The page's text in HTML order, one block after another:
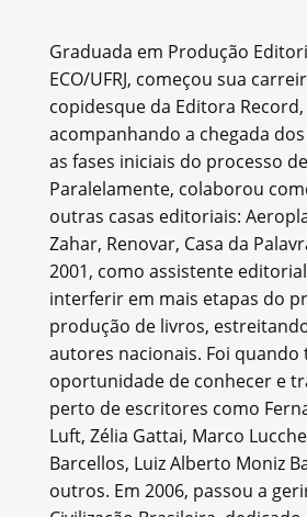
Graduada em Produção
ECO/UFRJ, começou sua
copidesque da Editora Record,
acompanhando a chegada
as fases iniciais do processo
Paralelamente, colaborou
outras casas editoriais:
Zahar, Renovar, Casa da
2001, como assistente
interferir em mais etapas do
produção de livros,
autores nacionais. Foi quando
oportunidade de conhecer e
perto de escritores como
Luft, Zélia Gattai, Marco
Barcellos, Luiz Alberto Moniz
outros. Em 2006, passou a